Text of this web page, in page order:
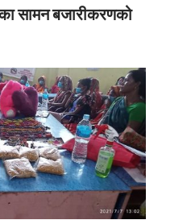
सामन बजारीकरणको